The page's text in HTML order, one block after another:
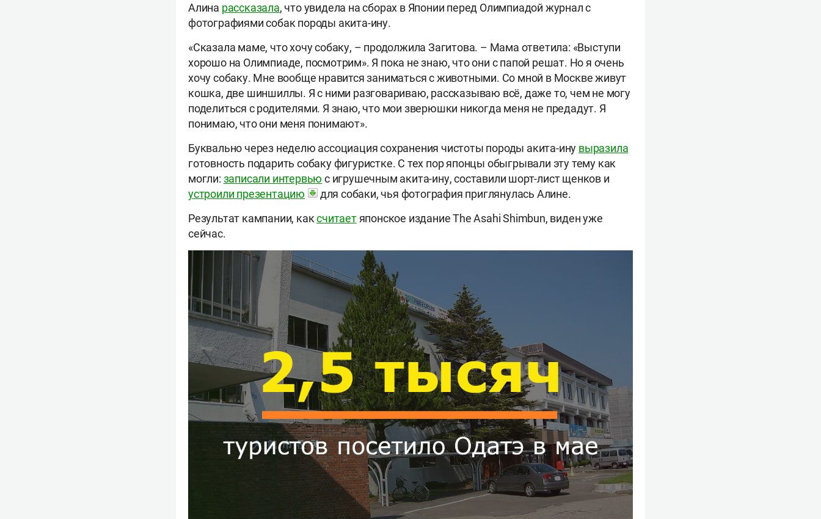
Алина рассказала, что увидела на сборах в Японии перед Олимпиадой журнал с
фотографиями собак породы акита-ину.
«Сказала маме, что хочу собаку, – продолжила Загитова. – Мама ответила: «Выступи
хорошо на Олимпиаде, посмотрим». Я пока не знаю, что они с папой решат. Но я очень
хочу собаку. Мне вообще нравится заниматься с животными. Со мной в Москве живут
кошка, две шиншиллы. Я с ними разговариваю, рассказываю всё, даже то, чем не могу
поделиться с родителями. Я знаю, что мои зверюшки никогда меня не предадут. Я
понимаю, что они меня понимают».
Буквально через неделю ассоциация сохранения чистоты породы акита-ину выразила
готовность подарить собаку фигуристке. С тех пор японцы обыгрывали эту тему как
могли: записали интервью с игрушечным акита-ину, составили шорт-лист щенков и
устроили презентацию
для собаки, чья фотография приглянулась Алине.
Результат кампании, каксчитаетяпонское издание The Asahi Shimbun, виден уже
сейчас.